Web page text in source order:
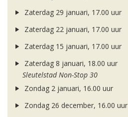
Zaterdag 29 januari, 17.00 uur
Zaterdag 22 januari, 17.00 uur
Zaterdag 15 januari, 17.00 uur
Zaterdag 8 januari, 18.00 uur
Sleutelstad Non-Stop 30
Zondag 2 januari, 16.00 uur
Zondag 26 december, 16.00 uur